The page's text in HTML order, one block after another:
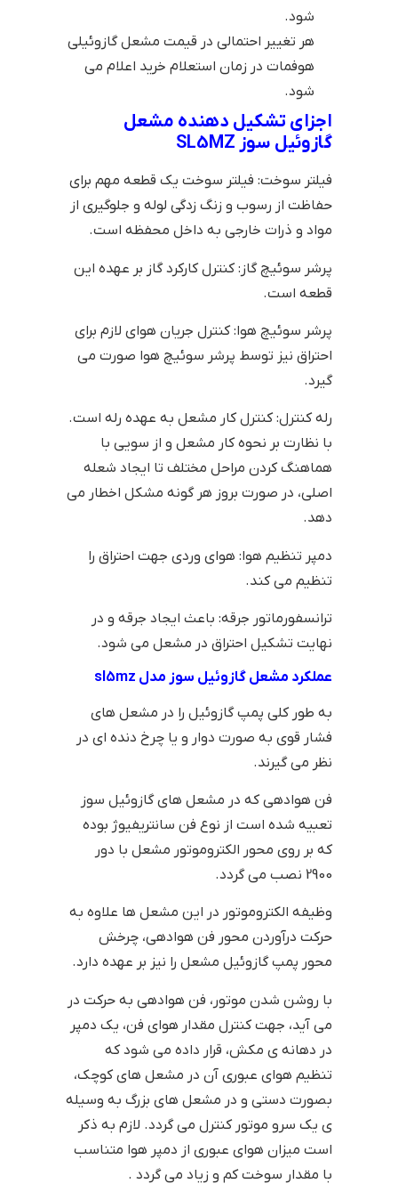
شود.
هر تغییر احتمالی در قیمت مشعل گازوئیلی
هوفمات در زمان استعلام خرید اعلام می
شود.
اجزای تشکیل دهنده مشعل
گازوئیل سوز SL5MZ
فیلتر سوخت: فیلتر سوخت یک قطعه مهم برای
حفاظت از رسوب و زنگ زدگی لوله و جلوگیری از
مواد و ذرات خارجی به داخل محفظه است.
پرشر سوئیچ گاز: کنترل کارکرد گاز بر عهده این
قطعه است.
پرشر سوئیچ هوا: کنترل جریان هوای لازم برای
احتراق نیز توسط پرشر سوئیچ هوا صورت می
گیرد.
رله کنترل: کنترل کار مشعل به عهده رله است.
با نظارت بر نحوه کار مشعل و از سویی با
هماهنگ کردن مراحل مختلف تا ایجاد شعله
اصلی، در صورت بروز هر گونه مشکل اخطار می
دهد.
دمپر تنظیم هوا: هوای وردی جهت احتراق را
تنظیم می کند.
ترانسفورماتور جرقه: باعث ایجاد جرقه و در
نهایت تشکیل احتراق در مشعل می شود.
عملکرد مشعل گازوئیل سوز مدل sl5mz
به طور کلی پمپ گازوئیل را در مشعل های
فشار قوی به صورت دوار و یا چرخ دنده ای در
نظر می گیرند.
فن هوادهی که در مشعل های گازوئیل سوز
تعبیه شده است از نوع فن سانتریفیوژ بوده
که بر روی محور الکتروموتور مشعل با دور
2900 نصب می گردد.
وظیفه الکتروموتور در این مشعل ها علاوه به
حرکت درآوردن محور فن هوادهی، چرخش
محور پمپ گازوئیل مشعل را نیز بر عهده دارد.
با روشن شدن موتور، فن هوادهی به حرکت در
می آید، جهت کنترل مقدار هوای فن، یک دمپر
در دهانه ی مکش، قرار داده می شود که
تنظیم هوای عبوری آن در مشعل های کوچک،
بصورت دستی و در مشعل های بزرگ به وسیله
ی یک سرو موتور کنترل می گردد. لازم به ذکر
است میزان هوای عبوری از دمپر هوا متناسب
با مقدار سوخت کم و زیاد می گردد .